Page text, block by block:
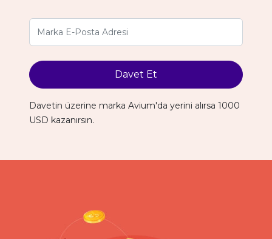
Davet Et
Davetin üzerine marka Avium'da yerini alırsa 1000
USD kazanırsın.